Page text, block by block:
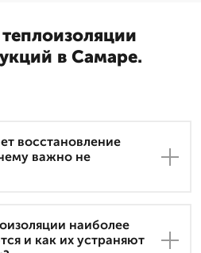
в Самаре.
восстановление
важно не
наиболее
и как их устраняют